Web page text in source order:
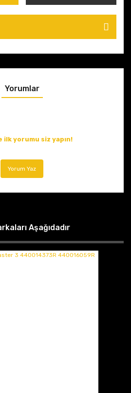
Yorumlar
ilk yorumu siz yapın!
Yorum Yaz
Aşağıdadır